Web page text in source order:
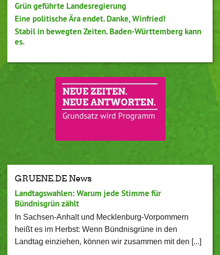
Grün geführte Landesregierung
Eine politische Ära endet. Danke, Winfried!
Stabil in bewegten Zeiten. Baden-Württemberg kann
es.
GRUENE.DE News
Landtagswahlen: Warum jede Stimme für
Bündnisgrün zählt
In Sachsen-Anhalt und Mecklenburg-Vorpommern
heißt es im Herbst: Wenn Bündnisgrüne in den
Landtag einziehen, können wir zusammen mit den [...]